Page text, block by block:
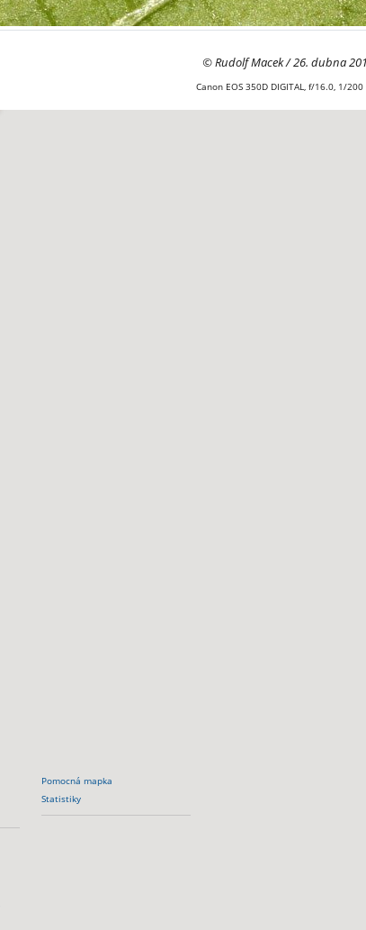
© Rudolf Macek / 26. dubna
Canon EOS 350D DIGITAL, f/16.0, 1/200
Pomocná mapka
Statistiky